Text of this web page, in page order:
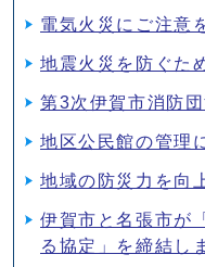
電気火災にご注意
地震火災を防ぐた
第3次伊賀市消防
地区公民館の管理
地域の防災力を向
伊賀市と名張市が
る協定」を締結し